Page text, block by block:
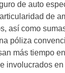
de auto
de
así como
póliza
más tiempo
involucrados